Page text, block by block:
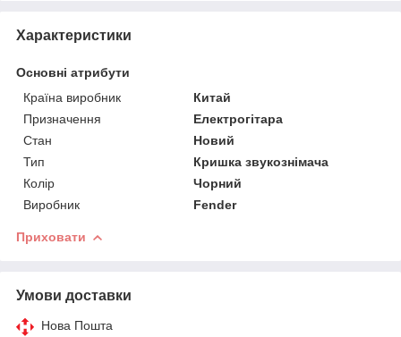
Характеристики
Основні атрибути
Країна виробник
Китай
Призначення
Електрогітара
Стан
Новий
Тип
Кришка звукознімача
Колір
Чорний
Виробник
Fender
Приховати
Умови доставки
Нова Пошта